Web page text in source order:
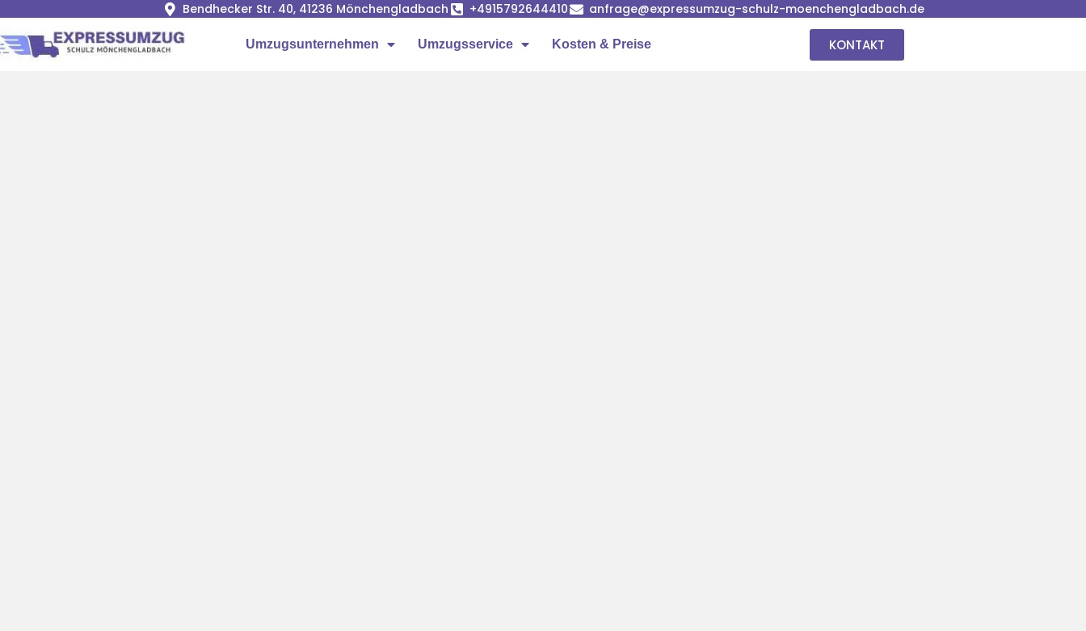
Bendhecker Str. 40, 41236 Mönchengladbach +4915792644410 anfrage@expressumzug-schulz-moenchengladbach.de
Umzugsunternehmen Umzugsservice Kosten & Preise KONTAKT